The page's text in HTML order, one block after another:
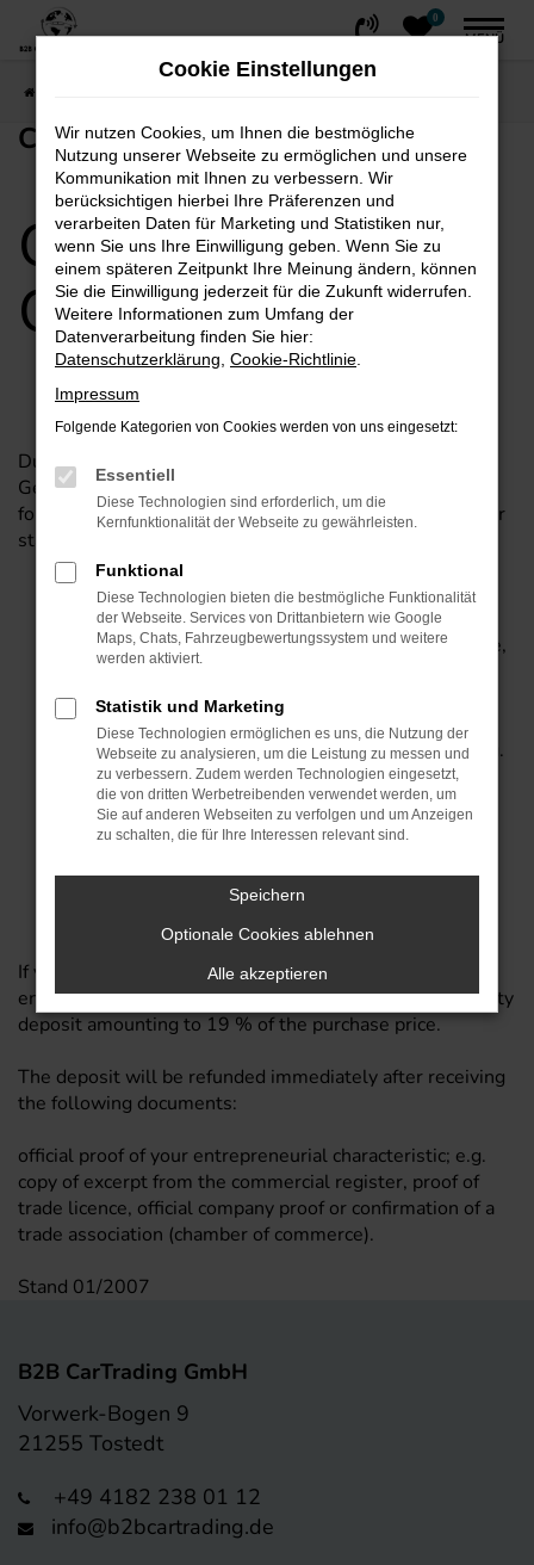
Zum
springen
0
MENÜ
CHECKLISTE ENGLISH
Check List for our
Customers
Due to increased documentation requirements, the
German tax office, as of now, demands to submit the
following documents and data for exports to EU member
states:
Complete and exact company address, phone
number, fax number, e-mail address, indication of
branch of industry/industrial sector and, if available,
internet address, business card et cetera.
VAT Reg. No.
Copy of an excerpt from the commercial register,
proof of trade license or official company proof (e.g.
from chamber of commerce).
Passport copy of proprietor/company
member/manager, and
which the original document, preferably provided
with a company stamp, is signed by the above
If you cannot let us have any document showing your
entrepreneurial characteristic, we would charge a security
deposit amounting to 19 % of the purchase price.
The deposit will be refunded immediately after receiving
the following documents:
official proof of your entrepreneurial characteristic; e.g.
copy of excerpt from the commercial register, proof of
trade licence, official company proof or confirmation of a
trade association (chamber of commerce).
Stand 01/2007
B2B CarTrading GmbH
Vorwerk-Bogen 9
21255 Tostedt
+49 4182 238 01 12
info@b2bcartrading.de
Cookie Einstellungen
Wir nutzen Cookies, um Ihnen die bestmögliche
Nutzung unserer Webseite zu ermöglichen und unsere
Kommunikation mit Ihnen zu verbessern. Wir
berücksichtigen hierbei Ihre Präferenzen und
verarbeiten Daten für Marketing und Statistiken nur,
wenn Sie uns Ihre Einwilligung geben. Wenn Sie zu
einem späteren Zeitpunkt Ihre Meinung ändern, können
Sie die Einwilligung jederzeit für die Zukunft widerrufen.
Weitere Informationen zum Umfang der
Datenverarbeitung finden Sie hier:
Datenschutzerklärung Cookie-Richtlinie
Impressum
Folgende Kategorien von Cookies werden von uns eingesetzt:
Essentiell
Diese Technologien sind erforderlich, um die
Kernfunktionalität der Webseite zu gewährleisten.
Funktional
Diese Technologien bieten die bestmögliche Funktionalität
der Webseite. Services von Drittanbietern wie Google
Maps, Chats, Fahrzeugbewertungssystem und weitere
werden aktiviert.
Statistik und Marketing
Diese Technologien ermöglichen es uns, die Nutzung der
Webseite zu analysieren, um die Leistung zu messen und
zu verbessern. Zudem werden Technologien eingesetzt,
die von dritten Werbetreibenden verwendet werden, um
Sie auf anderen Webseiten zu verfolgen und um Anzeigen
zu schalten, die für Ihre Interessen relevant sind.
Speichern
Optionale Cookies ablehnen
Alle akzeptieren